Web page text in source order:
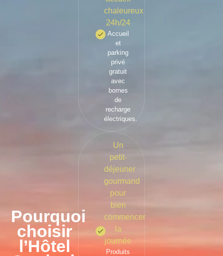
Pourquoi
choisir
l’Hôtel
chaleureux
24h/24
Accueil
et
parking
privé
gratuit
avec
bornes
de
recharge
électriques.
Un
petit-
déjeuner
gourmand
pour
bien
commencer
la
journée
Produits